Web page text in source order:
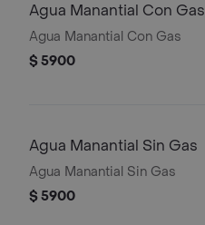
Agua Manantial Con Gas
Agua Manantial Con Gas
$ 5900
Agua Manantial Sin Gas
Agua Manantial Sin Gas
$ 5900